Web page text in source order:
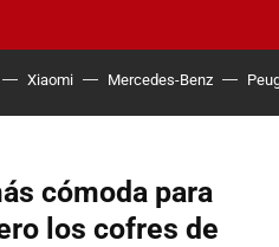
Xiaomi Mercedes-Benz
cómoda para
los cofres de